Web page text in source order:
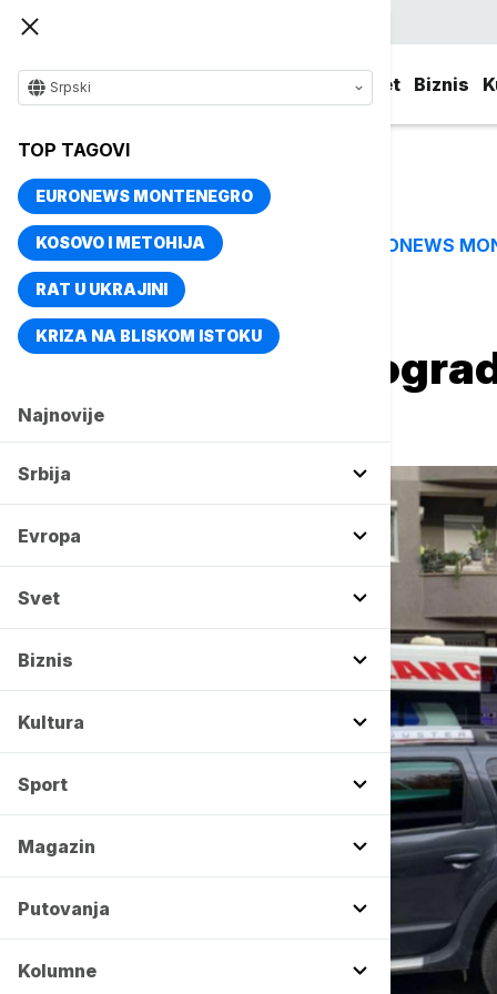
Svet Biznis
Srpski
TOP TAGOVI
EURONEWS MONTENEGRO
KOSOVO I METOHIJA
RAT U UKRAJINI
KRIZA NA BLISKOM ISTOKU
Najnovije
Srbija
Evropa
Svet
Biznis
Kultura
Sport
Magazin
Putovanja
Kolumne
TOP TAGOVI EURONEWS
Naslovna Srbija
Mirna noć u
intervencija